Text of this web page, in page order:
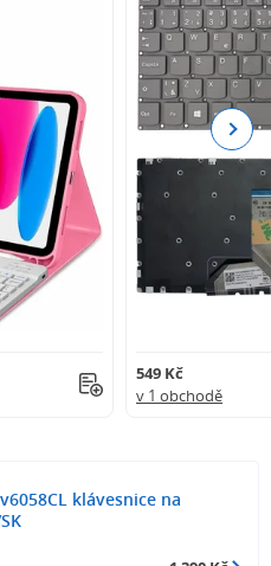
549 Kč
v 1 obchodě
Next
klávesnice na